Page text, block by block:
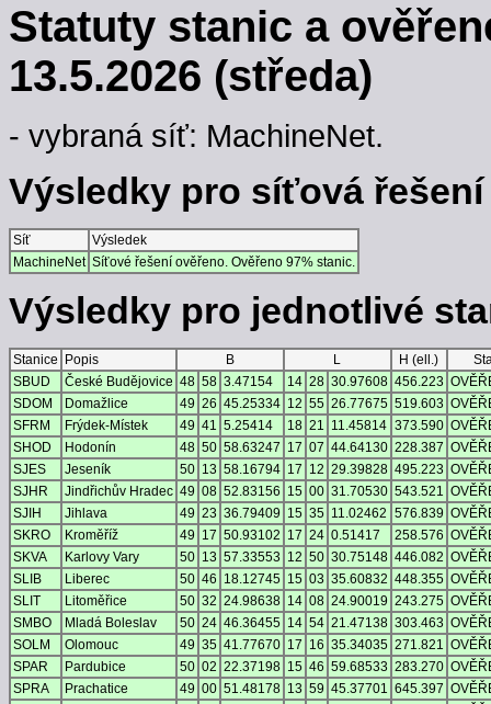
Statuty stanic a
13.5.2026 (středa)
- vybraná síť: MachineNet.
Výsledky pro síťová
Síť
Výsledek
MachineNet Síťové řešení ověřeno. Ověřeno 97% stanic.
Výsledky pro jednotlivé
Stanice Popis B L H (ell.)
SBUD
České Budějovice 48 58 3.47154 14 28 30.97608 456.223
SDOM
Domažlice 49 26 45.25334 12 55 26.77675 519.603
SFRM
Frýdek-Místek 49 41 5.25414 18 21 11.45814 373.590
SHOD
Hodonín 48 50 58.63247 17 07 44.64130 228.387
SJES
Jeseník 50 13 58.16794 17 12 29.39828 495.223
SJHR
Jindřichův Hradec 49 08 52.83156 15 00 31.70530 543.521
SJIH
Jihlava 49 23 36.79409 15 35 11.02462 576.839
SKRO
Kroměříž 49 17 50.93102 17 24 0.51417 258.576
SKVA
Karlovy Vary 50 13 57.33553 12 50 30.75148 446.082
SLIB
Liberec 50 46 18.12745 15 03 35.60832 448.355
SLIT
Litoměřice 50 32 24.98638 14 08 24.90019 243.275
SMBO
Mladá Boleslav 50 24 46.36455 14 54 21.47138 303.463
SOLM
Olomouc 49 35 41.77670 17 16 35.34035 271.821
SPAR
Pardubice 50 02 22.37198 15 46 59.68533 283.270
SPRA
Prachatice 49 00 51.48178 13 59 45.37701 645.397